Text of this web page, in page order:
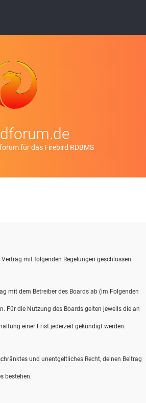
für das Firebird RDBMS
mit folgenden Regelungen geschlossen:
mit dem Betreiber des Boards ab (im Folgenden
Für die Nutzung des Boards gelten jeweils die an
einer Frist jederzeit gekündigt werden.
und unentgeltliches Recht, deinen Beitrag
bestehen.